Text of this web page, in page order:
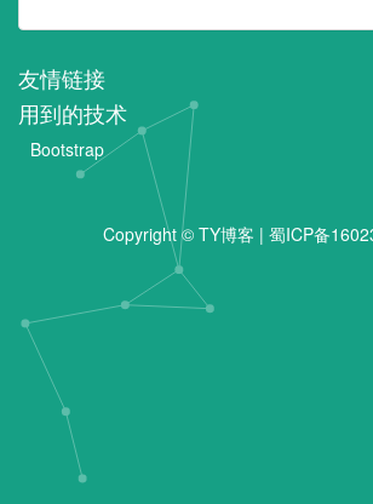
友情链接
用到的技术
Bootstrap
Copyright © TY博客 | 蜀ICP备